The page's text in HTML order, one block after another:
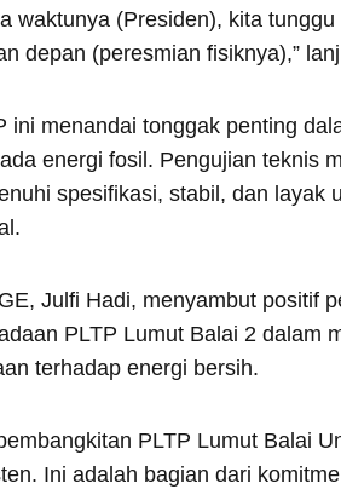
waktunya (Presiden), kita
depan (peresmian fisiknya),”
ini menandai tonggak penting
energi fosil. Pengujian teknis
spesifikasi, stabil, dan layak
Julfi Hadi, menyambut positif
PLTP Lumut Balai 2 dalam
terhadap energi bersih.
PLTP Lumut Balai
Ini adalah bagian dari